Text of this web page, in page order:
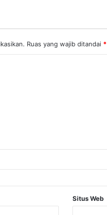
Ruas yang wajib ditandai *
Situs Web